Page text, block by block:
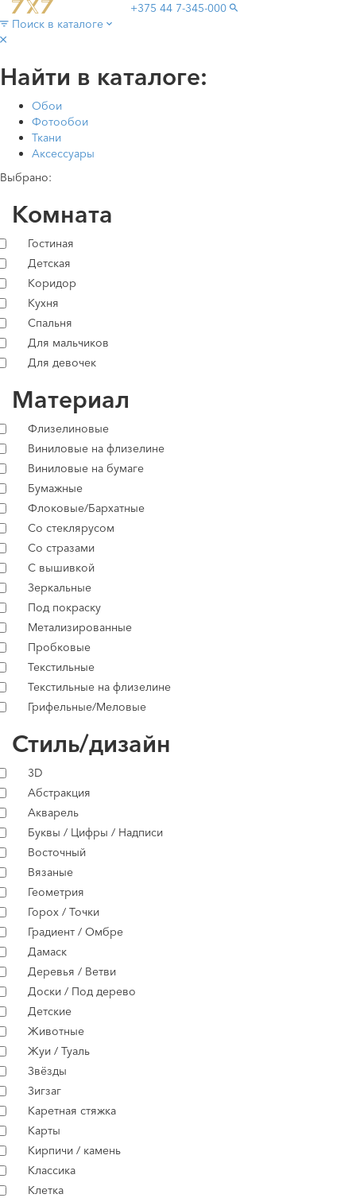
+375 44 7-345-000
Поиск в каталоге
Найти в каталоге:
Обои
Фотообои
Ткани
Аксессуары
Выбрано:
Комната
Гостиная
Детская
Коридор
Кухня
Спальня
Для мальчиков
Для девочек
Материал
Флизелиновые
Виниловые на флизелине
Виниловые на бумаге
Бумажные
Флоковые/Бархатные
Со стеклярусом
Со стразами
С вышивкой
Зеркальные
Под покраску
Метализированные
Пробковые
Текстильные
Текстильные на флизелине
Грифельные/Меловые
Стиль/дизайн
3D
Абстракция
Акварель
Буквы / Цифры / Надписи
Восточный
Вязаные
Геометрия
Горох / Точки
Градиент / Омбре
Дамаск
Деревья / Ветви
Доски / Под дерево
Детские
Животные
Жуи / Туаль
Звёзды
Зигзаг
Каретная стяжка
Карты
Кирпичи / камень
Классика
Клетка